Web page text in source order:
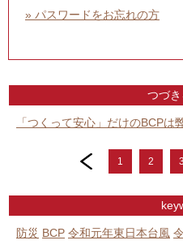
» パスワードをお忘れの方
つづ
「つくって安心」だけのBCPは
prev
1 2 3
防災 BCP 令和元年東日本台風